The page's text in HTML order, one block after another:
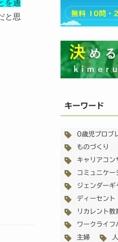
を通
と思
キーワード
0歳児プロブ
ものづくり
キャリアコン
コミュニケー
ジェンダーギ
ディーセント
リカレント教
ワークライフ
主婦